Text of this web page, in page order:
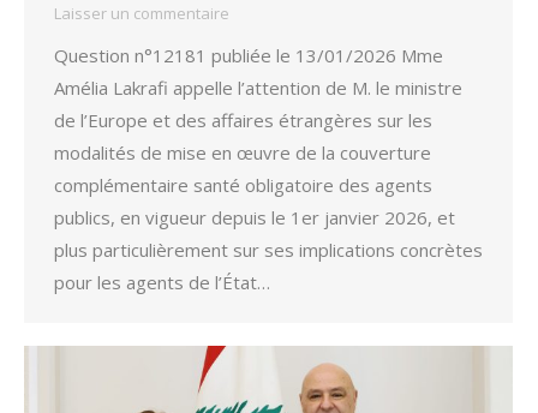
Laisser un commentaire
Question n°12181 publiée le 13/01/2026 Mme
Amélia Lakrafi appelle l’attention de M. le ministre
de l’Europe et des affaires étrangères sur les
modalités de mise en œuvre de la couverture
complémentaire santé obligatoire des agents
publics, en vigueur depuis le 1er janvier 2026, et
plus particulièrement sur ses implications concrètes
pour les agents de l’État…